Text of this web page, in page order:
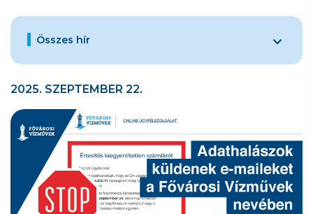
Összes hír
2025. SZEPTEMBER 22.